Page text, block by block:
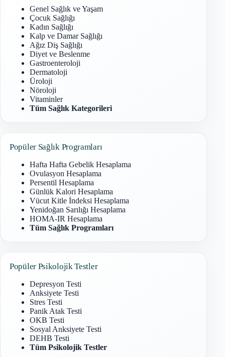
Genel Sağlık ve Yaşam
Çocuk Sağlığı
Kadın Sağlığı
Kalp ve Damar Sağlığı
Ağız Diş Sağlığı
Diyet ve Beslenme
Gastroenteroloji
Dermatoloji
Üroloji
Nöroloji
Vitaminler
Tüm Sağlık Kategorileri
Popüler Sağlık Programları
Hafta Hafta Gebelik Hesaplama
Ovulasyon Hesaplama
Persentil Hesaplama
Günlük Kalori Hesaplama
Vücut Kitle İndeksi Hesaplama
Yenidoğan Sarılığı Hesaplama
HOMA-IR Hesaplama
Tüm Sağlık Programları
Popüler Psikolojik Testler
Depresyon Testi
Anksiyete Testi
Stres Testi
Panik Atak Testi
OKB Testi
Sosyal Anksiyete Testi
DEHB Testi
Tüm Psikolojik Testler